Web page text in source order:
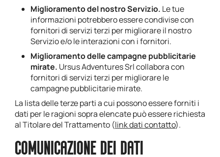
Miglioramento del nostro Servizio. Le tue
informazioni potrebbero essere condivise con
fornitori di servizi terzi per migliorare il nostro
Servizio e/o le interazioni con i fornitori.
Miglioramento delle campagne pubblicitarie
mirate. Ursus Adventures Srl collabora con
fornitori di servizi terzi per migliorare le
campagne pubblicitarie mirate.
La lista delle terze parti a cui possono essere forniti i
dati per le ragioni sopra elencate può essere richiesta
al Titolare del Trattamento (link dati contatto).
COMUNICAZIONE DEI DATI